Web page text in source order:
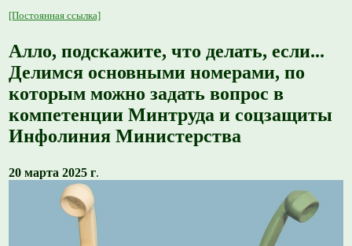
[Постоянная ссылка]
Алло, подскажите, что делать, если...
Делимся основными номерами, по
которым можно задать вопрос в
компетенции Минтруда и соцзащиты
Инфолиния Министерства
20 марта 2025 г.